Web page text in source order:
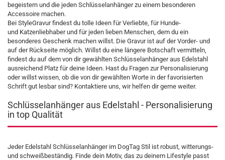
begeistern und die jeden Schlüsselanhänger zu einem besonderen
Accessoire machen.
Bei StyleGravur findest du tolle Ideen für Verliebte, für Hunde-
und Katzenliebhaber und für jeden lieben Menschen, dem du ein
besonderes Geschenk machen willst. Die Gravur ist auf der Vorder- und
auf der Rückseite möglich. Willst du eine längere Botschaft vermitteln,
findest du auf dem von dir gewählten Schlüsselanhänger aus Edelstahl
ausreichend Platz für deine Ideen. Hast du Fragen zur Personalisierung
oder willst wissen, ob die von dir gewählten Worte in der favorisierten
Schrift gut lesbar sind? Kontaktiere uns, wir helfen dir gerne weiter.
Schlüsselanhänger aus Edelstahl - Personalisierung
in top Qualität
Jeder Edelstahl Schlüsselanhänger im DogTag Stil ist robust, witterungs-
und schweißbeständig. Finde dein Motiv, das zu deinem Lifestyle passt